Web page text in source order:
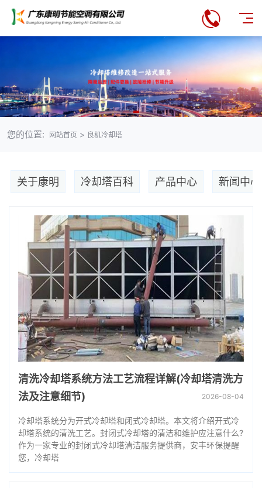
您的位置: 网站首页 > 良机冷却塔
关于康明 冷却塔百科 产品中心 新闻中心
清洗冷却塔系统方法工艺流程详解(冷却塔清洗方
法及注意细节)
2026-08-04
冷却塔系统分为开式冷却塔和闭式冷却塔。本文将介绍开式冷
却塔系统的清洗工艺。封闭式冷却塔的清洁和维护应注意什么?
作为一家专业的封闭式冷却塔清洁服务提供商，安丰环保提醒
您，冷却塔